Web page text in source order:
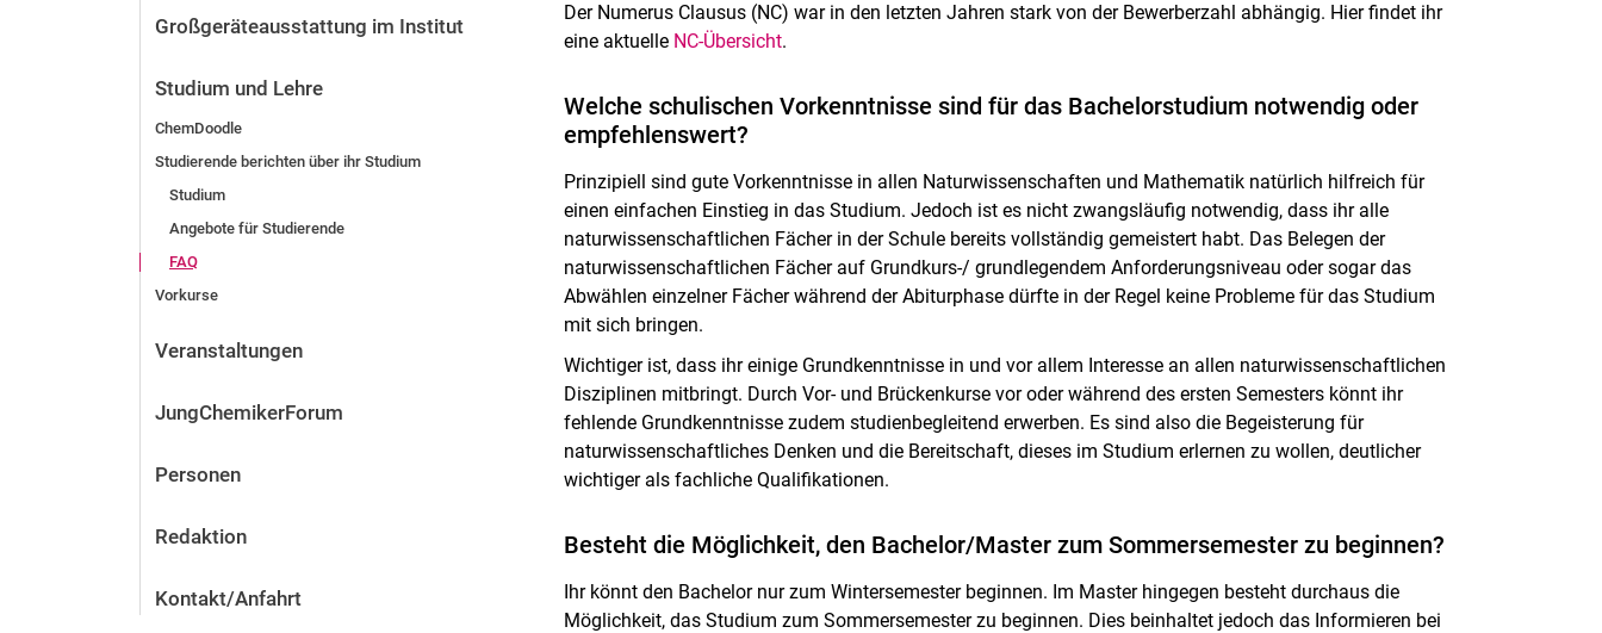
Großgeräteausstattung im Institut
Studium und Lehre
ChemDoodle
Studierende berichten über ihr Studium
Studium
Angebote für Studierende
FAQ
Vorkurse
Veranstaltungen
JungChemikerForum
Personen
Redaktion
Kontakt/Anfahrt
Der Numerus Clausus (NC) war in den letzten Jahren stark von der Bewerberzahl abhängig. Hier findet ihr
eine aktuelle NC-Übersicht.
Welche schulischen Vorkenntnisse sind für das Bachelorstudium notwendig oder
empfehlenswert?
Prinzipiell sind gute Vorkenntnisse in allen Naturwissenschaften und Mathematik natürlich hilfreich für
einen einfachen Einstieg in das Studium. Jedoch ist es nicht zwangsläufig notwendig, dass ihr alle
naturwissenschaftlichen Fächer in der Schule bereits vollständig gemeistert habt. Das Belegen der
naturwissenschaftlichen Fächer auf Grundkurs-/ grundlegendem Anforderungsniveau oder sogar das
Abwählen einzelner Fächer während der Abiturphase dürfte in der Regel keine Probleme für das Studium
mit sich bringen.
Wichtiger ist, dass ihr einige Grundkenntnisse in und vor allem Interesse an allen naturwissenschaftlichen
Disziplinen mitbringt. Durch Vor- und Brückenkurse vor oder während des ersten Semesters könnt ihr
fehlende Grundkenntnisse zudem studienbegleitend erwerben. Es sind also die Begeisterung für
naturwissenschaftliches Denken und die Bereitschaft, dieses im Studium erlernen zu wollen, deutlicher
wichtiger als fachliche Qualifikationen.
Besteht die Möglichkeit, den Bachelor/Master zum Sommersemester zu beginnen?
Ihr könnt den Bachelor nur zum Wintersemester beginnen. Im Master hingegen besteht durchaus die
Möglichkeit, das Studium zum Sommersemester zu beginnen. Dies beinhaltet jedoch das Informieren bei